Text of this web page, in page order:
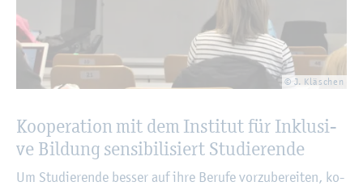
© J. Kläschen
Ko­ope­ra­ti­on mit dem In­sti­tut für In­klu­si­
ve Bil­dung sen­si­bi­li­siert Stu­die­ren­de
Um Stu­die­ren­de bes­ser auf ihre Be­ru­fe vor­zu­be­rei­ten, ko­